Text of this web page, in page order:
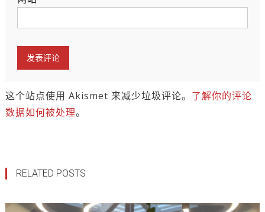
这个站点使用 Akismet 来减少垃圾评论。 了解你的评论
数据如何被处理。
RELATED POSTS